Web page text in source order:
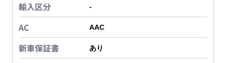
輸入区分 -
AC AAC
新車保証書 あり